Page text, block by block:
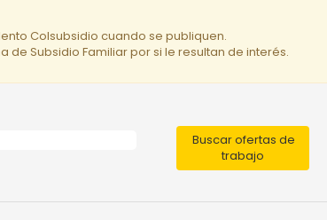
Colsubsidio cuando se publiquen.
Subsidio Familiar por si le resultan de interés.